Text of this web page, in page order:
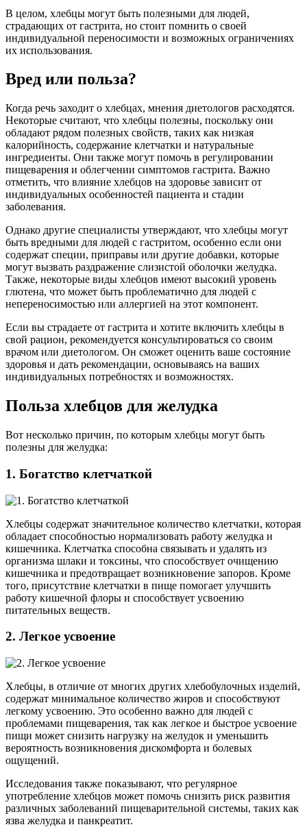
В целом, хлебцы могут быть полезными для людей,
страдающих от гастрита, но стоит помнить о своей
индивидуальной переносимости и возможных ограничениях
их использования.
Вред или польза?
Когда речь заходит о хлебцах, мнения диетологов расходятся.
Некоторые считают, что хлебцы полезны, поскольку они
обладают рядом полезных свойств, таких как низкая
калорийность, содержание клетчатки и натуральные
ингредиенты. Они также могут помочь в регулировании
пищеварения и облегчении симптомов гастрита. Важно
отметить, что влияние хлебцов на здоровье зависит от
индивидуальных особенностей пациента и стадии
заболевания.
Однако другие специалисты утверждают, что хлебцы могут
быть вредными для людей с гастритом, особенно если они
содержат специи, приправы или другие добавки, которые
могут вызвать раздражение слизистой оболочки желудка.
Также, некоторые виды хлебцов имеют высокий уровень
глютена, что может быть проблематично для людей с
непереносимостью или аллергией на этот компонент.
Если вы страдаете от гастрита и хотите включить хлебцы в
свой рацион, рекомендуется консультироваться со своим
врачом или диетологом. Он сможет оценить ваше состояние
здоровья и дать рекомендации, основываясь на ваших
индивидуальных потребностях и возможностях.
Польза хлебцов для желудка
Вот несколько причин, по которым хлебцы могут быть
полезны для желудка:
1. Богатство клетчаткой
Хлебцы содержат значительное количество клетчатки, которая
обладает способностью нормализовать работу желудка и
кишечника. Клетчатка способна связывать и удалять из
организма шлаки и токсины, что способствует очищению
кишечника и предотвращает возникновение запоров. Кроме
того, присутствие клетчатки в пище помогает улучшить
работу кишечной флоры и способствует усвоению
питательных веществ.
2. Легкое усвоение
Хлебцы, в отличие от многих других хлебобулочных изделий,
содержат минимальное количество жиров и способствуют
легкому усвоению. Это особенно важно для людей с
проблемами пищеварения, так как легкое и быстрое усвоение
пищи может снизить нагрузку на желудок и уменьшить
вероятность возникновения дискомфорта и болевых
ощущений.
Исследования также показывают, что регулярное
употребление хлебцов может помочь снизить риск развития
различных заболеваний пищеварительной системы, таких как
язва желудка и панкреатит.